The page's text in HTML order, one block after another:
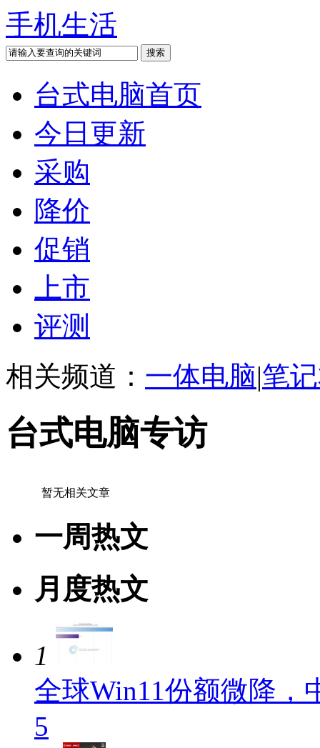
手机生活
台式电脑首页
今日更新
采购
降价
促销
上市
评测
相关频道： 一体电脑|笔
台式电脑专访
暂无相关文章
一周热文
月度热文
1
全球Win11份额微降，
5